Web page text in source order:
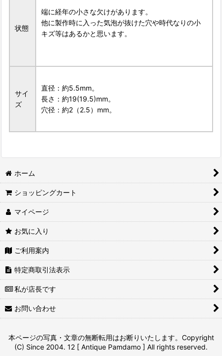
状態
端に経年の小さな欠けがあります。
他に製作時に入った気泡が抜けた穴や時代なりの小
キズ等はあるかと思います。
サイ
ズ
直径：約5.5mm。
長さ：約19(19.5)mm。
穴径：約2（2.5）mm。
ホーム
ショッピングカート
マイページ
お気に入り
ご利用案内
特定商取引法表示
私が店長です
お問い合わせ
本ページの写真・文章の無断転用はお断りいたします。Copyright
(C) Since 2004. 12 [ Antique Pamdamo ] All rights reserved.